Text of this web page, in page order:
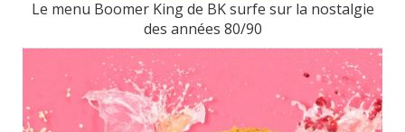
Le menu Boomer King de BK surfe sur la nostalgie
des années 80/90